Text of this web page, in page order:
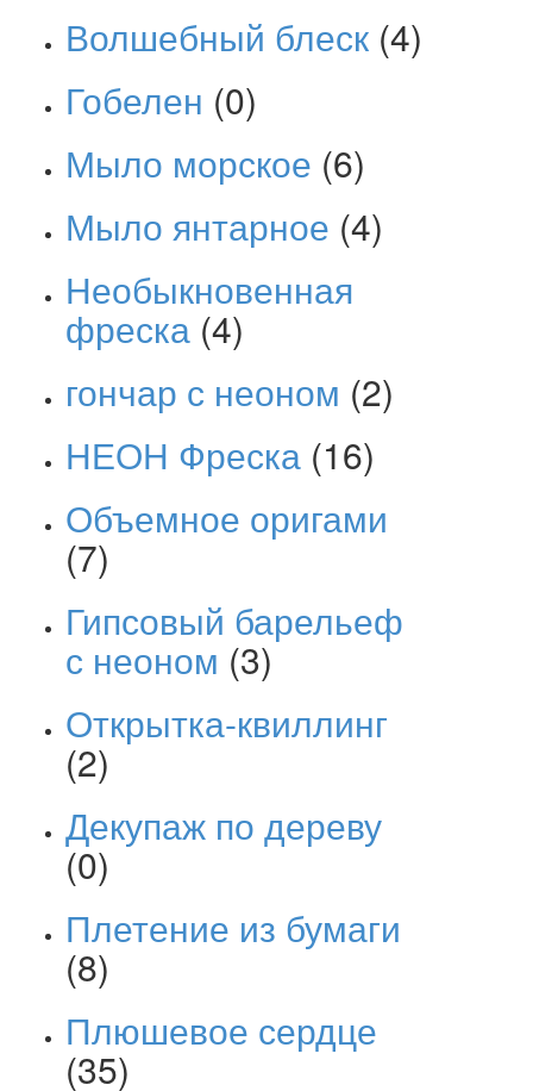
Волшебный блеск (4)
Гобелен (0)
Мыло морское (6)
Мыло янтарное (4)
Необыкновенная
фреска (4)
гончар с неоном (2)
НЕОН Фреска (16)
Объемное оригами
(7)
Гипсовый барельеф
с неоном (3)
Открытка-квиллинг
(2)
Декупаж по дереву
(0)
Плетение из бумаги
(8)
Плюшевое сердце
(35)